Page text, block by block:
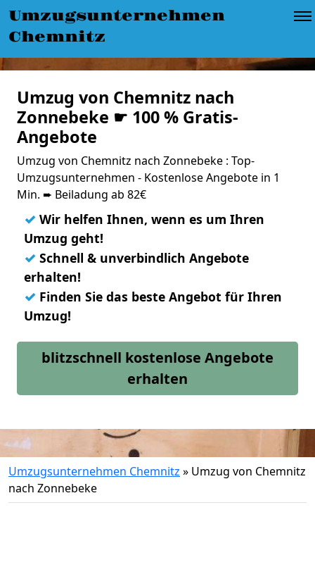
Umzugsunternehmen
Chemnitz
Umzug von Chemnitz nach
Zonnebeke ☛ 100 % Gratis-
Angebote
Umzug von Chemnitz nach Zonnebeke : Top-
Umzugsunternehmen - Kostenlose Angebote in 1
Min. ➨ Beiladung ab 82€
✓ Wir helfen Ihnen, wenn es um Ihren
Umzug geht!
✓ Schnell & unverbindlich Angebote
erhalten!
✓ Finden Sie das beste Angebot für Ihren
Umzug!
blitzschnell kostenlose Angebote
erhalten
Umzugsunternehmen Chemnitz » Umzug von Chemnitz
nach Zonnebeke